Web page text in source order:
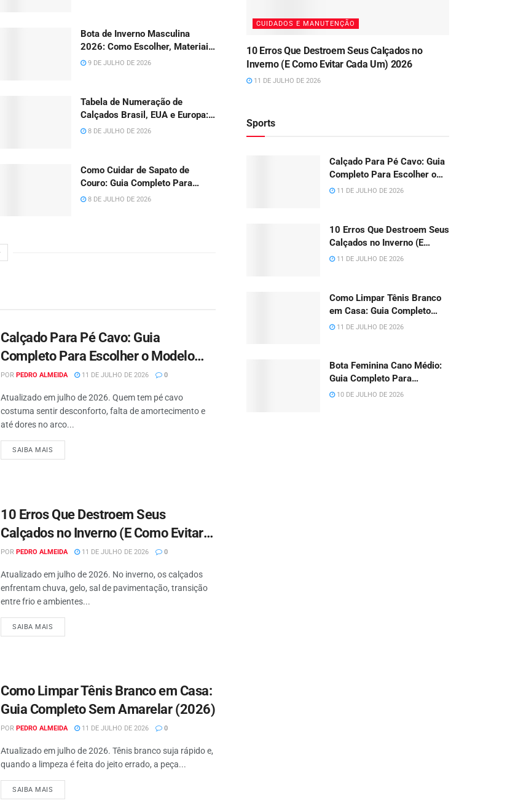
Bota de Inverno Masculina
2026: Como Escolher, Materiais
e Cuidados
9 DE JULHO DE 2026
Tabela de Numeração de
Calçados Brasil, EUA e Europa:
Guia Completo (Adulto e Infantil)
8 DE JULHO DE 2026
Como Cuidar de Sapato de
Couro: Guia Completo Para
Fazer Durar Anos (2026)
8 DE JULHO DE 2026
Calçado Para Pé Cavo: Guia
Completo Para Escolher o Modelo
Ideal em 2026
POR PEDRO ALMEIDA 11 DE JULHO DE 2026 0
Atualizado em julho de 2026. Quem tem pé cavo
costuma sentir desconforto, falta de amortecimento e
até dores no arco...
SAIBA MAIS
10 Erros Que Destroem Seus
Calçados no Inverno (E Como Evitar
Cada Um) 2026
POR PEDRO ALMEIDA 11 DE JULHO DE 2026 0
Atualizado em julho de 2026. No inverno, os calçados
enfrentam chuva, gelo, sal de pavimentação, transição
entre frio e ambientes...
SAIBA MAIS
Como Limpar Tênis Branco em Casa:
Guia Completo Sem Amarelar (2026)
POR PEDRO ALMEIDA 11 DE JULHO DE 2026 0
Atualizado em julho de 2026. Tênis branco suja rápido e,
quando a limpeza é feita do jeito errado, a peça...
SAIBA MAIS
CUIDADOS E MANUTENÇÃO
10 Erros Que Destroem Seus Calçados no
Inverno (E Como Evitar Cada Um) 2026
11 DE JULHO DE 2026
Sports
Calçado Para Pé Cavo: Guia
Completo Para Escolher o
Modelo Ideal em 2026
11 DE JULHO DE 2026
10 Erros Que Destroem Seus
Calçados no Inverno (E
Como Evitar Cada Um) 2026
11 DE JULHO DE 2026
Como Limpar Tênis Branco
em Casa: Guia Completo
Sem Amarelar (2026)
11 DE JULHO DE 2026
Bota Feminina Cano Médio:
Guia Completo Para
Escolher, Medir e Combinar
10 DE JULHO DE 2026